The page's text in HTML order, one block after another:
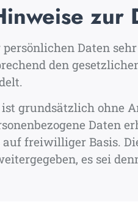
zur
Daten
den
grundsätzlich ohne
Daten
freiwilliger Basis.
es sei